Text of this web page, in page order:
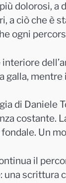
dolorosi, a
a ciò che è
ogni
galla,
di Daniele
costante.
Un
il
una scrittura